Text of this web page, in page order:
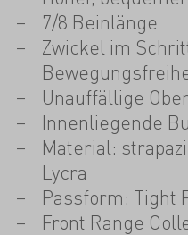
7/8 Beinlänge
Zwickel im
Unauffällige
Innenliegende
Material:
Lycra
Passform: Tight
Front Range